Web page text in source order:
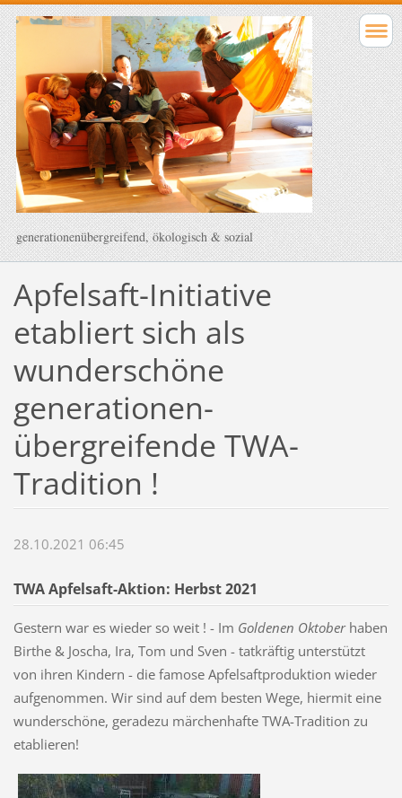
generationenübergreifend, ökologisch & sozial
Apfelsaft-Initiative
etabliert sich als
wunderschöne
generationen-
übergreifende TWA-
Tradition !
28.10.2021 06:45
TWA Apfelsaft-Aktion: Herbst 2021
Gestern war es wieder so weit ! - Im Goldenen Oktober haben
Birthe & Joscha, Ira, Tom und Sven - tatkräftig unterstützt
von ihren Kindern - die famose Apfelsaftproduktion wieder
aufgenommen. Wir sind auf dem besten Wege, hiermit eine
wunderschöne, geradezu märchenhafte TWA-Tradition zu
etablieren!